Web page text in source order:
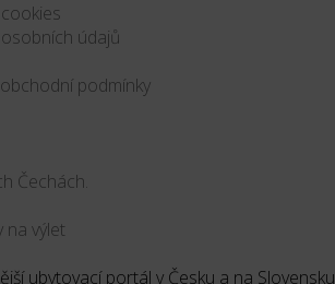
údajů
podmínky
Čechách.
ubytovací portál v Česku a na Slovensku